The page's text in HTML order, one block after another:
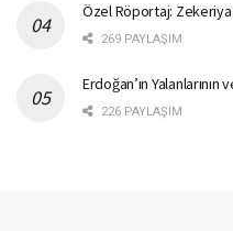
Özel Röportaj: Zekeriya
269 PAYLAŞIM
Erdoğan’ın Yalanlarının
226 PAYLAŞIM